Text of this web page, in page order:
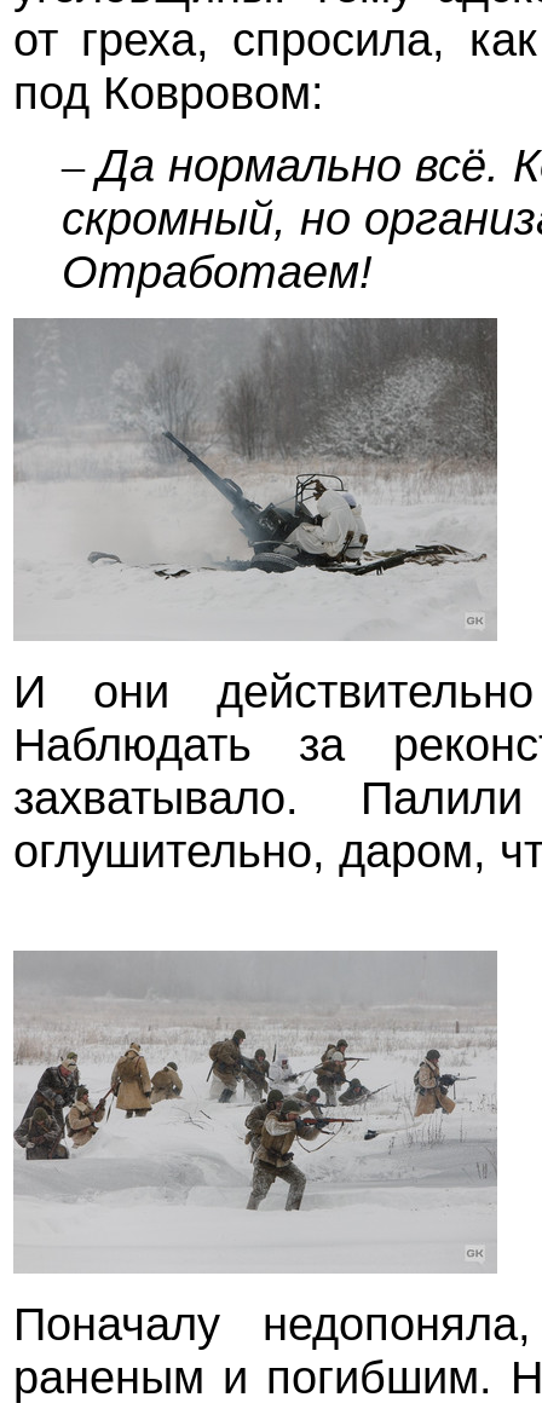
от греха, спросила,
под Ковровом:
–Да нормально всё.
скромный, но
Отработаем!
И они
Наблюдать за
захватывало.
оглушительно, даром,
Поначалу
раненым и погибшим.